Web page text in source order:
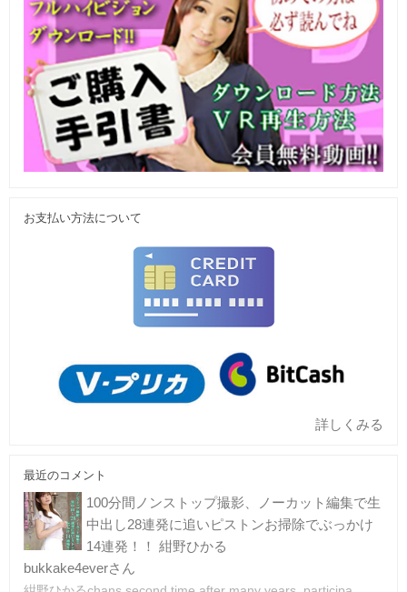
お支払い方法について
詳しくみる
最近のコメント
100分間ノンストップ撮影、ノーカット編集で生
中出し28連発に追いピストンお掃除でぶっかけ
14連発！！ 紺野ひかる
bukkake4everさん